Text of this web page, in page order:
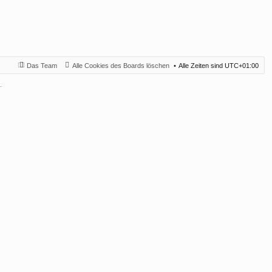
Alle Zeiten sind UTC+01:00
Alle Cookies des Boards löschen
Das Team